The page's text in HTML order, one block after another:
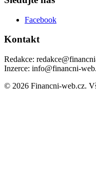
Facebook
Kontakt
Redakce:
Inzerce: info@financni-
© 2026 Financni-web.cz.